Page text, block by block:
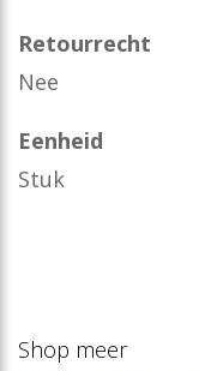
Retourrecht
Nee
Eenheid
Stuk
Shop meer